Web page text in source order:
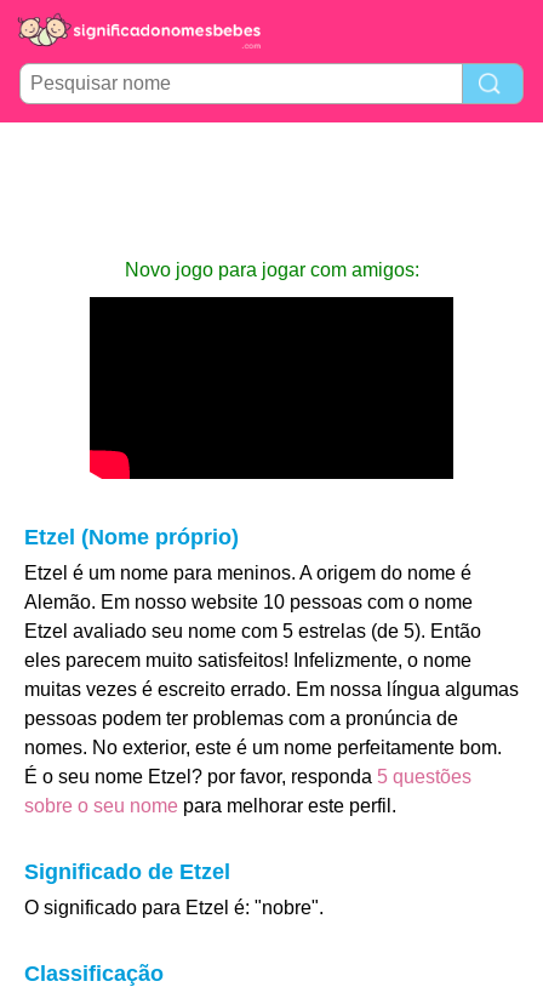
Novo jogo para jogar com amigos:
Etzel (Nome próprio)
Etzel é um nome para meninos. A origem do nome é
Alemão. Em nosso website 10 pessoas com o nome
Etzel avaliado seu nome com 5 estrelas (de 5). Então
eles parecem muito satisfeitos! Infelizmente, o nome
muitas vezes é escreito errado. Em nossa língua algumas
pessoas podem ter problemas com a pronúncia de
nomes. No exterior, este é um nome perfeitamente bom.
É o seu nome Etzel? por favor, responda 5 questões
sobre o seu nome para melhorar este perfil.
Significado de Etzel
O significado para Etzel é: "nobre".
Classificação